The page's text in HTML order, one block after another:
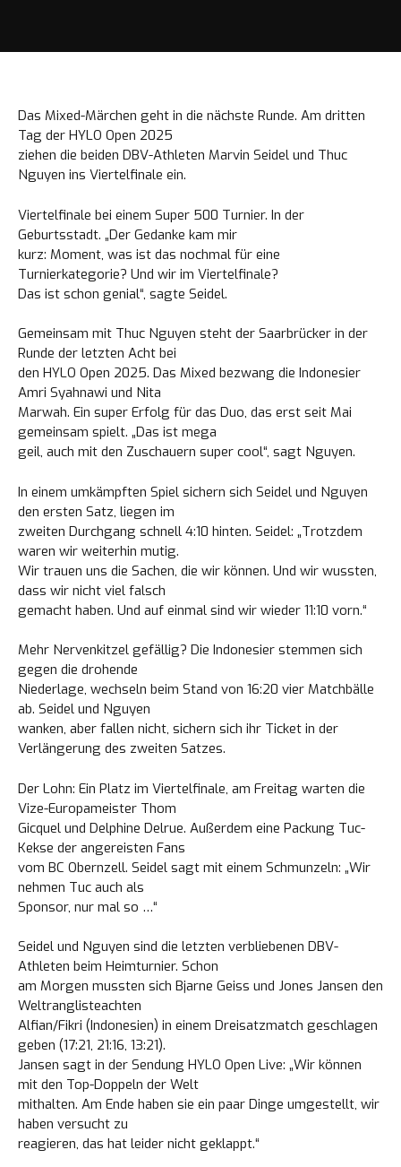
Das Mixed-Märchen geht in die nächste Runde. Am dritten
Tag der HYLO Open 2025
ziehen die beiden DBV-Athleten Marvin Seidel und Thuc
Nguyen ins Viertelfinale ein.
Viertelfinale bei einem Super 500 Turnier. In der
Geburtsstadt. „Der Gedanke kam mir
kurz: Moment, was ist das nochmal für eine
Turnierkategorie? Und wir im Viertelfinale?
Das ist schon genial“, sagte Seidel.
Gemeinsam mit Thuc Nguyen steht der Saarbrücker in der
Runde der letzten Acht bei
den HYLO Open 2025. Das Mixed bezwang die Indonesier
Amri Syahnawi und Nita
Marwah. Ein super Erfolg für das Duo, das erst seit Mai
gemeinsam spielt. „Das ist mega
geil, auch mit den Zuschauern super cool“, sagt Nguyen.
In einem umkämpften Spiel sichern sich Seidel und Nguyen
den ersten Satz, liegen im
zweiten Durchgang schnell 4:10 hinten. Seidel: „Trotzdem
waren wir weiterhin mutig.
Wir trauen uns die Sachen, die wir können. Und wir wussten,
dass wir nicht viel falsch
gemacht haben. Und auf einmal sind wir wieder 11:10 vorn.“
Mehr Nervenkitzel gefällig? Die Indonesier stemmen sich
gegen die drohende
Niederlage, wechseln beim Stand von 16:20 vier Matchbälle
ab. Seidel und Nguyen
wanken, aber fallen nicht, sichern sich ihr Ticket in der
Verlängerung des zweiten Satzes.
Der Lohn: Ein Platz im Viertelfinale, am Freitag warten die
Vize-Europameister Thom
Gicquel und Delphine Delrue. Außerdem eine Packung Tuc-
Kekse der angereisten Fans
vom BC Obernzell. Seidel sagt mit einem Schmunzeln: „Wir
nehmen Tuc auch als
Sponsor, nur mal so …“
Seidel und Nguyen sind die letzten verbliebenen DBV-
Athleten beim Heimturnier. Schon
am Morgen mussten sich Bjarne Geiss und Jones Jansen den
Weltranglisteachten
Alfian/Fikri (Indonesien) in einem Dreisatzmatch geschlagen
geben (17:21, 21:16, 13:21).
Jansen sagt in der Sendung HYLO Open Live: „Wir können
mit den Top-Doppeln der Welt
mithalten. Am Ende haben sie ein paar Dinge umgestellt, wir
haben versucht zu
reagieren, das hat leider nicht geklappt.“